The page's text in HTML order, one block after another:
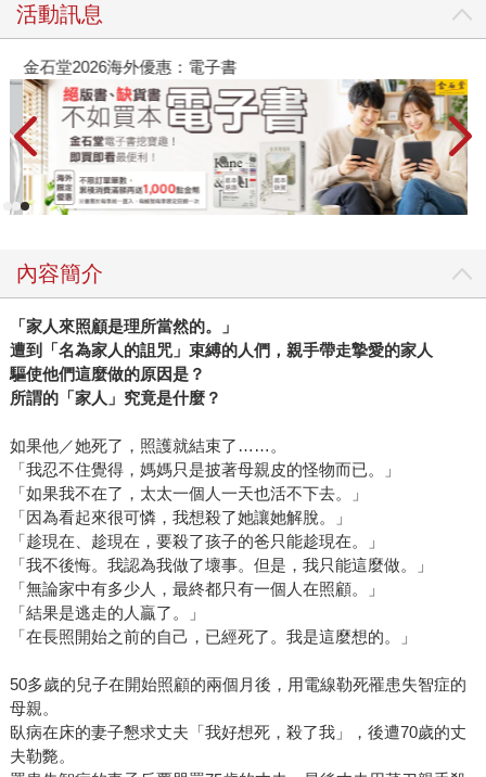
活動訊息
金石堂2026海外優惠：電子書
內容簡介
「家人來照顧是理所當然的。」
遭到「名為家人的詛咒」束縛的人們，親手帶走摯愛的家人
驅使他們這麼做的原因是？
所謂的「家人」究竟是什麼？
如果他／她死了，照護就結束了……。
「我忍不住覺得，媽媽只是披著母親皮的怪物而已。」
「如果我不在了，太太一個人一天也活不下去。」
「因為看起來很可憐，我想殺了她讓她解脫。」
「趁現在、趁現在，要殺了孩子的爸只能趁現在。」
「我不後悔。我認為我做了壞事。但是，我只能這麼做。」
「無論家中有多少人，最終都只有一個人在照顧。」
「結果是逃走的人贏了。」
「在長照開始之前的自己，已經死了。我是這麼想的。」
50多歲的兒子在開始照顧的兩個月後，用電線勒死罹患失智症的
母親。
臥病在床的妻子懇求丈夫「我好想死，殺了我」，後遭70歲的丈
夫勒斃。